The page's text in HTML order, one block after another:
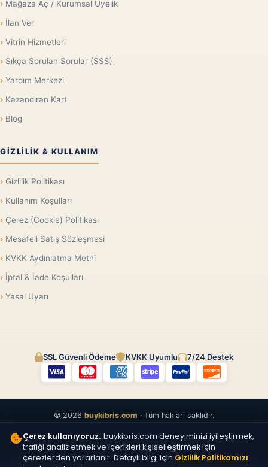
Mağaza Aç / Kurumsal Üyelik
İlan Ver
Vitrin Hizmetleri
Sıkça Sorulan Sorular (SSS)
Yardım Merkezi
Kazandıran Kart
Blog
GIZLILIK & KULLANIM
Gizlilik Politikası
Kullanım Koşulları
Çerez (Cookie) Politikası
Mesafeli Satış Sözleşmesi
KVKK Aydınlatma Metni
İptal & İade Koşulları
Yasal Uyarı
SSL Güvenli Ödeme KVKK Uyumlu 7/24 Destek
© 2026 buykibris.com · Tüm hakları saklıdır.
Çerez kullanıyoruz. buykibris.com deneyiminizi iyileştirmek,
trafiği analiz etmek ve içerikleri kişiselleştirmek için
çerezlerden yararlanır. Detaylı bilgi için Gizlilik Politikamızı